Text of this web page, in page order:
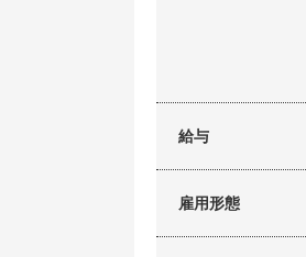
給与
雇用形態